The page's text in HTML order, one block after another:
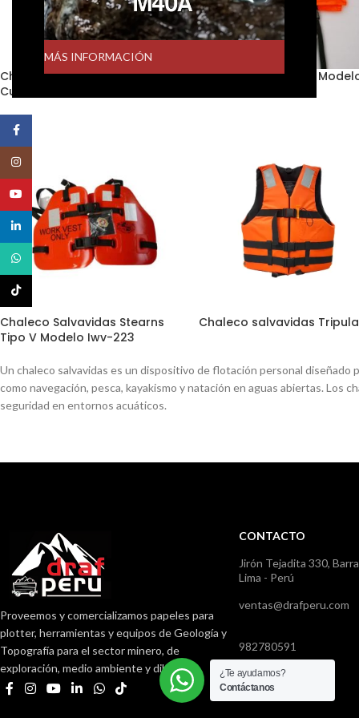
MÁS INFORMACIÓN
Chaleco Salvavidas Con
Cuello Modelo Es-1
Chaleco Salvavidas
Chaleco Salvavidas Stearns
Tipo V Modelo Iwv-223
Chaleco salvavidas
Un chaleco salvavidas es un dispositivo de flotación personal diseñado
como navegación, pesca, kayakismo y natación en aguas abiertas. Los
seguridad en entornos acuáticos.
Proveemos y comercializamos papeles para
plotter, herramientas y equipos de Geología y
Topografía para el sector minero, de
exploración, medio ambiente y dibujo.
CONTACTO
Jirón Tejadita 330,
Lima - Perú
ventas@drafperu.com
982780591
01) 782 3718
YouTube
linkedin
WhatsApp
¿Te ayudamos?
Contáctanos